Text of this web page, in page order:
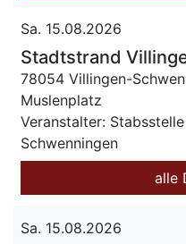
Sa. 15.08.2026
Stadtstrand
78054 Villingen-
Muslenplatz
Veranstalter:
Schwenningen
alle
Sa. 15.08.2026